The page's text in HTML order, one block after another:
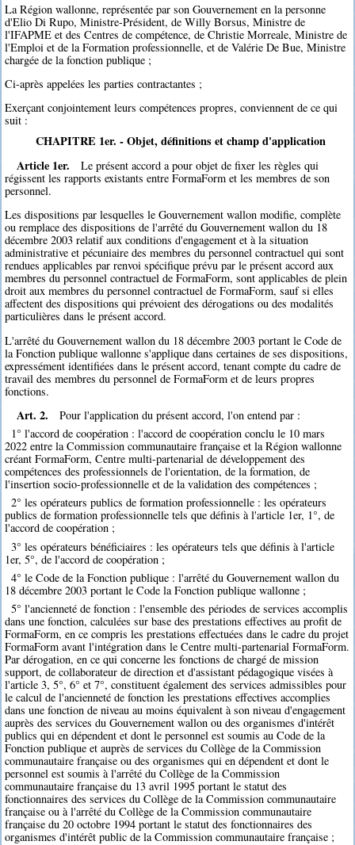
La Région wallonne, représentée par son Gouvernement en la personne
d'Elio Di Rupo, Ministre-Président, de Willy Borsus, Ministre de
l'IFAPME et des Centres de compétence, de Christie Morreale, Ministre de
l'Emploi et de la Formation professionnelle, et de Valérie De Bue, Ministre
chargée de la fonction publique ;
Ci-après appelées les parties contractantes ;
Exerçant conjointement leurs compétences propres, conviennent de ce qui
suit :
CHAPITRE 1er. - Objet, définitions et champ d'application
Article 1er.
Le présent accord a pour objet de fixer les règles qui
régissent les rapports existants entre FormaForm et les membres de son
personnel.
Les dispositions par lesquelles le Gouvernement wallon modifie, complète
ou remplace des dispositions de l'arrêté du Gouvernement wallon du 18
décembre 2003 relatif aux conditions d'engagement et à la situation
administrative et pécuniaire des membres du personnel contractuel qui sont
rendues applicables par renvoi spécifique prévu par le présent accord aux
membres du personnel contractuel de FormaForm, sont applicables de plein
droit aux membres du personnel contractuel de FormaForm, sauf si elles
affectent des dispositions qui prévoient des dérogations ou des modalités
particulières dans le présent accord.
L'arrêté du Gouvernement wallon du 18 décembre 2003 portant le Code de
la Fonction publique wallonne s'applique dans certaines de ses dispositions,
expressément identifiées dans le présent accord, tenant compte du cadre de
travail des membres du personnel de FormaForm et de leurs propres
fonctions.
Art. 2.
Pour l'application du présent accord, l'on entend par :
1° l'accord de coopération : l'accord de coopération conclu le 10 mars
2022 entre la Commission communautaire française et la Région wallonne
créant FormaForm, Centre multi-partenarial de développement des
compétences des professionnels de l'orientation, de la formation, de
l'insertion socio-professionnelle et de la validation des compétences ;
2° les opérateurs publics de formation professionnelle : les opérateurs
publics de formation professionnelle tels que définis à l'article 1er, 1°, de
l'accord de coopération ;
3° les opérateurs bénéficiaires : les opérateurs tels que définis à l'article
1er, 5°, de l'accord de coopération ;
4° le Code de la Fonction publique : l'arrêté du Gouvernement wallon du
18 décembre 2003 portant le Code la Fonction publique wallonne ;
5° l'ancienneté de fonction : l'ensemble des périodes de services accomplis
dans une fonction, calculées sur base des prestations effectives au profit de
FormaForm, en ce compris les prestations effectuées dans le cadre du projet
FormaForm avant l'intégration dans le Centre multi-partenarial FormaForm.
Par dérogation, en ce qui concerne les fonctions de chargé de mission
support, de collaborateur de direction et d'assistant pédagogique visées à
l'article 3, 5°, 6° et 7°, constituent également des services admissibles pour
le calcul de l'ancienneté de fonction les prestations effectives accomplies
dans une fonction de niveau au moins équivalent à son niveau d'engagement
auprès des services du Gouvernement wallon ou des organismes d'intérêt
publics qui en dépendent et dont le personnel est soumis au Code de la
Fonction publique et auprès de services du Collège de la Commission
communautaire française ou des organismes qui en dépendent et dont le
personnel est soumis à l'arrêté du Collège de la Commission
communautaire française du 13 avril 1995 portant le statut des
fonctionnaires des services du Collège de la Commission communautaire
française ou à l'arrêté du Collège de la Commission communautaire
française du 20 octobre 1994 portant le statut des fonctionnaires des
organismes d'intérêt public de la Commission communautaire française ;